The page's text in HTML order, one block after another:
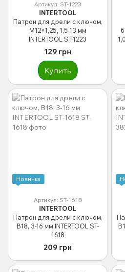
Артикул: ST-1223
INTERTOOL
Патрон для дрели с ключом,
M12×1,25, 1,5-13 мм
INTERTOOL ST-1223
129 грн
Купить
Новинка
Артикул: ST-1618
INTERTOOL
Патрон для дрели с ключом,
B18, 3-16 мм INTERTOOL ST-
1618
209 грн